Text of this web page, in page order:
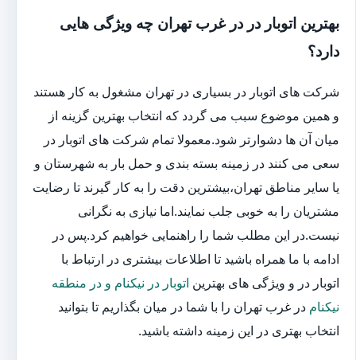
بهترین اتوبار در در غرب تهران چه ویژگی هایی
دارد؟
شرکت های اتوبار در بسیاری در تهران مشغول به کار هستند
و همین موضوع سبب می گردد که انتخاب بهترین گزینه از
میان آن ها دشوارتر شود.معمولا تمام شرکت های اتوبار در
سعی می کنند در زمینه بسته بندی و حمل بار به شهرستان و
یا سایر مناطق تهران،بیشترین دقت را به کار گیرند تا رضایت
مشتریان را به خوبی جلب نمایند.اما نیازی به نگرانی
نیست.در این مطلب شما را راهنمایی خواهیم کرد.پس در
ادامه با ما همراه باشید تا اطلاعات بیشتری در ارتباط با
اتوبار در و ویژگی های بهترین اتوبار در نیکنام و در منطقه
نیکنام در غرب تهران را با شما در میان بگذاریم تا بتوانید
انتخاب بهتری در این زمینه داشته باشید.